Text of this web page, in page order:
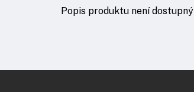
Popis produktu není dostupný